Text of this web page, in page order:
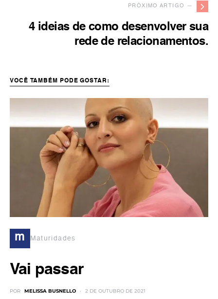
PRÓXIMO ARTIGO —
4 ideias de como desenvolver sua
rede de relacionamentos.
VOCÊ TAMBÉM PODE GOSTAR:
m Maturidades
Vai passar
POR MELISSA BUSNELLO 2 DE OUTUBRO DE 2021